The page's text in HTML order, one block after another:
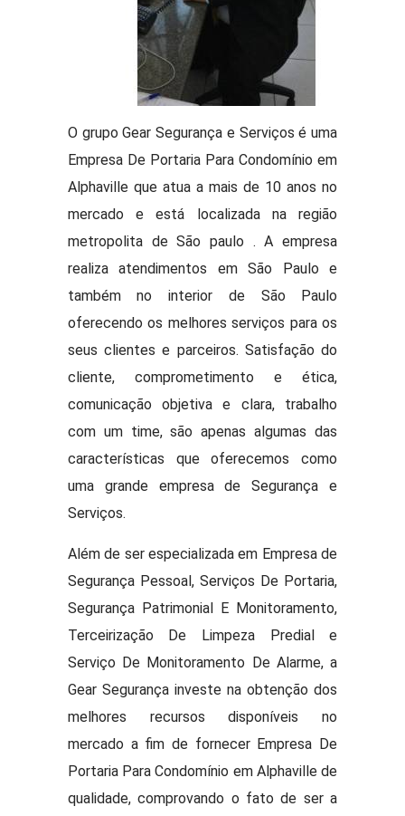
O grupo Gear Segurança e Serviços é uma
Empresa De Portaria Para Condomínio em
Alphaville que atua a mais de 10 anos no
mercado e está localizada na região
metropolita de São paulo . A empresa
realiza atendimentos em São Paulo e
também no interior de São Paulo
oferecendo os melhores serviços para os
seus clientes e parceiros. Satisfação do
cliente, comprometimento e ética,
comunicação objetiva e clara, trabalho
com um time, são apenas algumas das
características que oferecemos como
uma grande empresa de Segurança e
Serviços.
Além de ser especializada em Empresa de
Segurança Pessoal, Serviços De Portaria,
Segurança Patrimonial E Monitoramento,
Terceirização De Limpeza Predial e
Serviço De Monitoramento De Alarme, a
Gear Segurança investe na obtenção dos
melhores recursos disponíveis no
mercado a fim de fornecer Empresa De
Portaria Para Condomínio em Alphaville de
qualidade, comprovando o fato de ser a